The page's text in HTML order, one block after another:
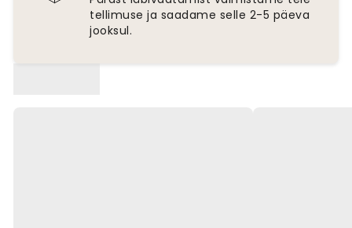
tellimuse ja saadame selle 2-5 päeva
jooksul.